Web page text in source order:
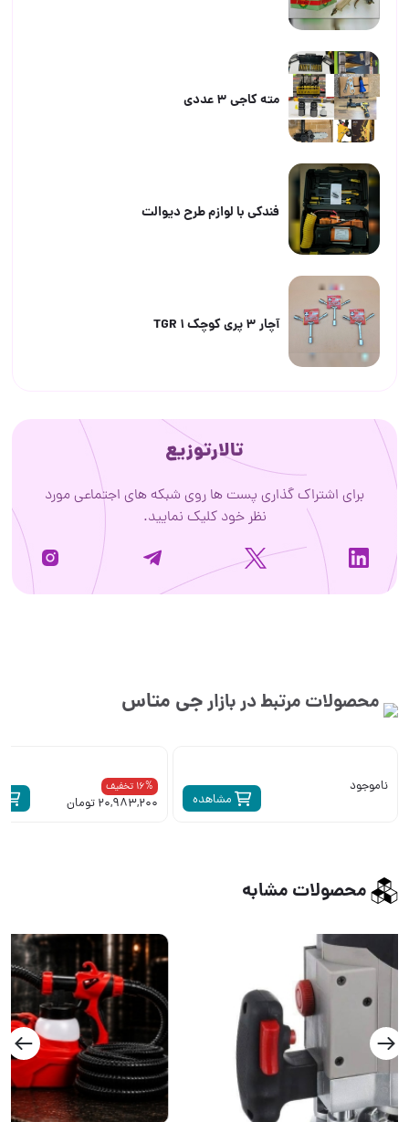
مته کاجی ۳ عددی
فندکی با لوازم طرح دیوالت
آچار ۳ پری کوچک TGR 1
تالارتوزیع
برای اشتراک گذاری پست ها روی شبکه های اجتماعی مورد
نظر خود کلیک نمایید.
محصولات مرتبط در بازارجی متاس
مشاهده
ناموجود 16% تخفیف
20,983,200 تومان
محصولات مشابه